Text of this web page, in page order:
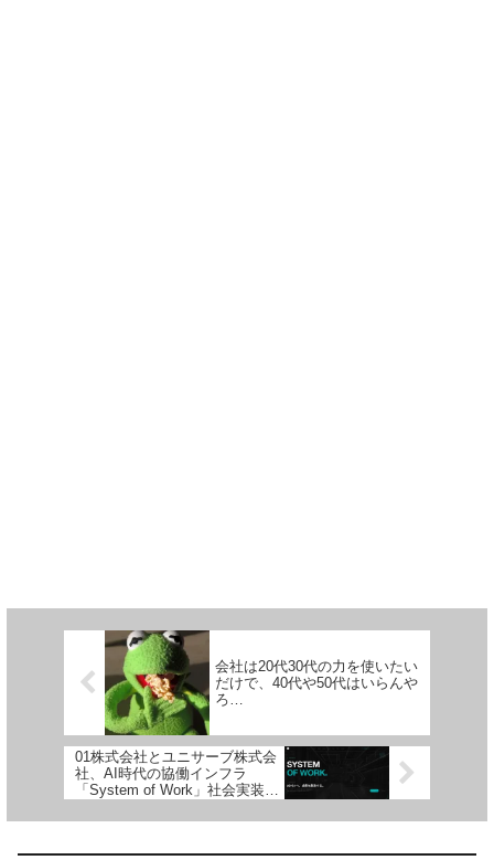
会社は20代30代の力を使いたい
だけで、40代や50代はいらんや
ろ…
01株式会社とユニサーブ株式会
社、AI時代の協働インフラ
「System of Work」社会実装に